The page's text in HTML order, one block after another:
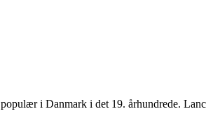
i Danmark i det 19. århundrede.